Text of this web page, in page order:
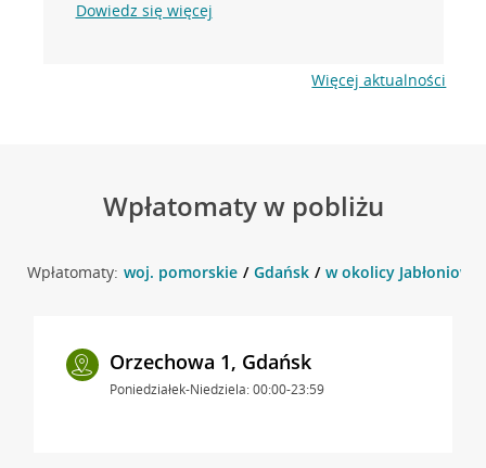
Dowiedz się więcej
Więcej aktualności
Wpłatomaty w pobliżu
Wpłatomaty: woj. pomorskie Gdańsk w okolicy Jabłoniowa
Orzechowa 1, Gdańsk
Poniedziałek-Niedziela: 00:00-23:59